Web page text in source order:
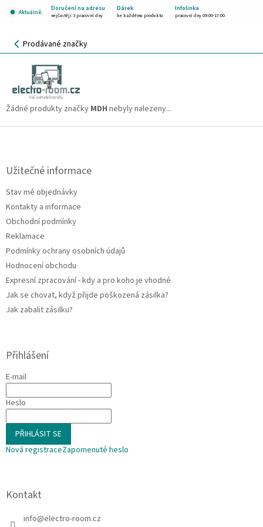
Aktuálně:
Doručení na adresu Dárek Infolinka
nejčastěji 3 pracovní dny ke každému produktu pracovní dny 09:00-17:00
NÁKUPNÍ
KOŠÍK
Prodávané značky
MDH
Žádné produkty značky MDH nebyly nalezeny...
Z
Užitečné informace
Stav mé objednávky
Kontakty a informace
Obchodní podmínky
Reklamace
Podmínky ochrany osobních údajů
Hodnocení obchodu
Expresní zpracování - kdy a pro koho je vhodné
Jak se chovat, když přijde poškozená zásilka?
Jak zabalit zásilku?
Přihlášení
E-mail
Heslo
PŘIHLÁSIT SE
Nová registraceZapomenuté heslo
Kontakt
info@electro-room.cz